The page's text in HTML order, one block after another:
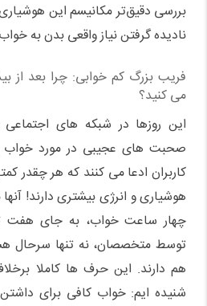
بررسی دقیق‌تر مکانیسم این
نادیده گرفتن نیاز واقعی بدن به
فریب بزرگ کم خوابی: چرا بعد از
می کنید؟
این روزها در شبکه های
صحبت های عجیبی در مورد
کاربران ادعا می کنند که هر چقدر
هوشیاری و انرژی بیشتری دارند!
چهار ساعت خواب، به جای هفت
توسط متخصصان، نه تنها سرحال
هم دارند. این حرف ها کاملا
شنیده ایم: خواب کافی برای